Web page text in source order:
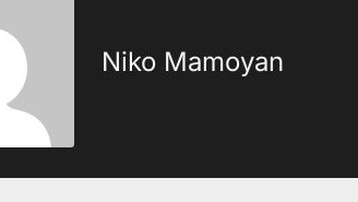
Niko Mamoyan